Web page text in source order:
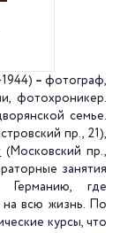
–фотограф,
фотохроникер.
семье.
пр., 21),
(Московский пр.,
занятия
где
на всю жизнь. По
курсы, что